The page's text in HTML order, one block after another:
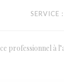
SERVICE :
professionnel à